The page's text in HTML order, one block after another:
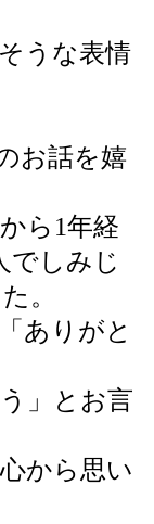
うな表情
お話を嬉
ら1年経
でしみじ
。
ありがと
」とお言
から思い